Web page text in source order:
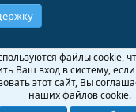
Условия и правила
Помощь
файлы cookie,
Ваш вход в систему,
этот сайт, Вы
наших файлов cookie.